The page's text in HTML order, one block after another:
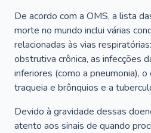
De acordo com a OMS, a lista
morte no mundo inclui várias
relacionadas às vias
obstrutiva crônica, as infecções
inferiores (como a pneumonia), o
traqueia e brônquios e a
Devido à gravidade dessas
atento aos sinais de quando